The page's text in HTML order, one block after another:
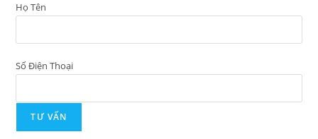
Họ Tên
Số Điện Thoại